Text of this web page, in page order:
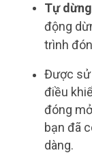
Tự
động
trình
Được sử
điều
đóng
bạn đã
dàng.